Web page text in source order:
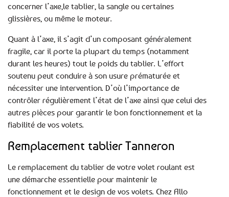
concerner l’axe,le tablier, la sangle ou certaines
glissières, ou même le moteur.
Quant à l’axe, il s’agit d’un composant généralement
fragile, car il porte la plupart du temps (notamment
durant les heures) tout le poids du tablier. L’effort
soutenu peut conduire à son usure prématurée et
nécessiter une intervention. D’où l’importance de
contrôler régulièrement l’état de l’axe ainsi que celui des
autres pièces pour garantir le bon fonctionnement et la
fiabilité de vos volets.
Remplacement tablier Tanneron
Le remplacement du tablier de votre volet roulant est
une démarche essentielle pour maintenir le
fonctionnement et le design de vos volets. Chez Allo